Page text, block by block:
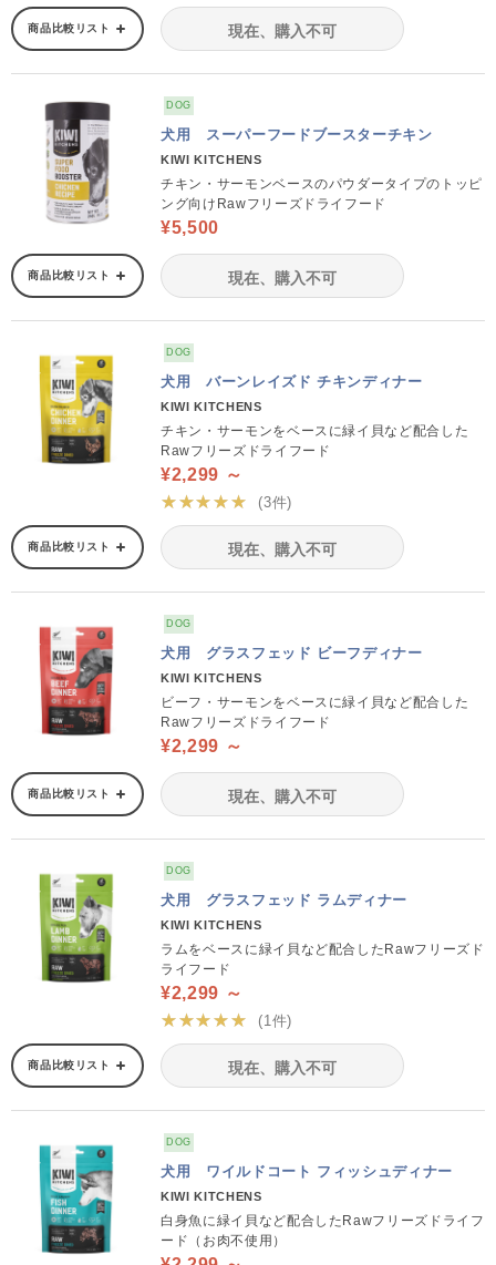
商品比較リスト 現在、購入不可
DOG
犬用 スーパーフードブースターチキン
KIWI KITCHENS
チキン・サーモンベースのパウダータイプのトッピ
ング向けRawフリーズドライフード
¥5,500
商品比較リスト 現在、購入不可
DOG
犬用 バーンレイズド チキンディナー
KIWI KITCHENS
チキン・サーモンをベースに緑イ貝など配合した
Rawフリーズドライフード
¥2,299 ～
★★★★★
(3件)
商品比較リスト 現在、購入不可
DOG
犬用 グラスフェッド ビーフディナー
KIWI KITCHENS
ビーフ・サーモンをベースに緑イ貝など配合した
Rawフリーズドライフード
¥2,299 ～
商品比較リスト 現在、購入不可
DOG
犬用 グラスフェッド ラムディナー
KIWI KITCHENS
ラムをベースに緑イ貝など配合したRawフリーズド
ライフード
¥2,299 ～
★★★★★
(1件)
商品比較リスト 現在、購入不可
DOG
犬用 ワイルドコート フィッシュディナー
KIWI KITCHENS
白身魚に緑イ貝など配合したRawフリーズドライフ
ード（お肉不使用）